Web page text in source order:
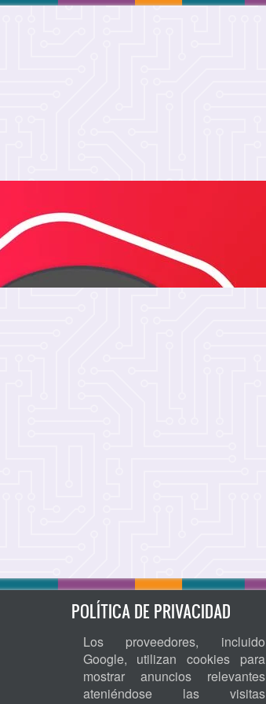
POLÍTICA DE PRIVACIDAD
Los proveedores, incluido
Google, utilizan cookies para
mostrar anuncios relevantes
ateniéndose las visitas